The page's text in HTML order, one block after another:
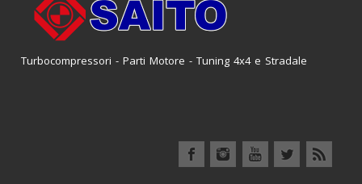
Turbocompressori - Parti Motore - Tuning 4x4 e Stradale